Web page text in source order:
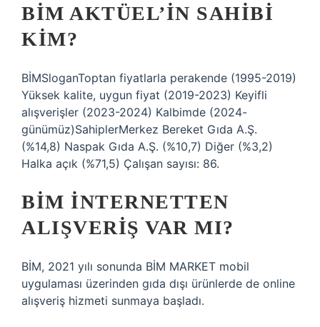
BİM AKTÜEL’IN SAHIBI
KIM?
BİMSloganToptan fiyatlarla perakende (1995-2019)
Yüksek kalite, uygun fiyat (2019-2023) Keyifli
alışverişler (2023-2024) Kalbimde (2024-
günümüz)SahiplerMerkez Bereket Gıda A.Ş.
(%14,8) Naspak Gıda A.Ş. (%10,7) Diğer (%3,2)
Halka açık (%71,5) Çalışan sayısı: 86.
BİM INTERNETTEN
ALIŞVERIŞ VAR MI?
BİM, 2021 yılı sonunda BİM MARKET mobil
uygulaması üzerinden gıda dışı ürünlerde de online
alışveriş hizmeti sunmaya başladı.